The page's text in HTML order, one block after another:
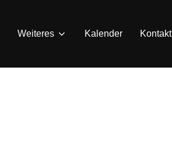
Weiteres Kalender Kontakt